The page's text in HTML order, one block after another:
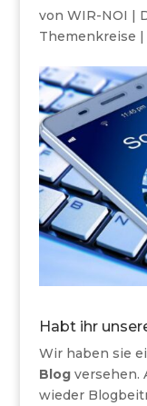
von WIR-NOI |
Themenkreise |
Habt ihr
Wir haben sie
Blogversehen.
wieder